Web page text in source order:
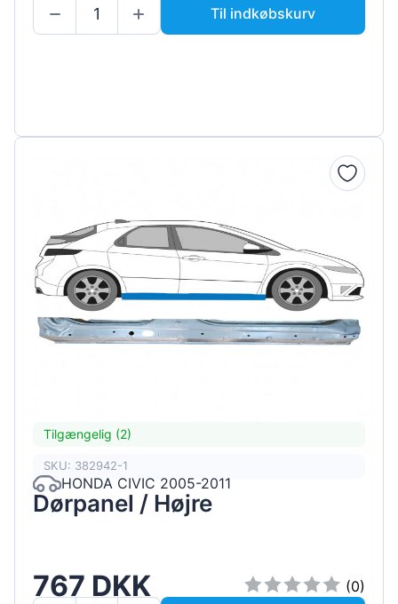
Til indkøbskurv
Tilgængelig (2)
SKU: 382942-1
HONDA CIVIC 2005-2011
Dørpanel / Højre
767 DKK
(0)